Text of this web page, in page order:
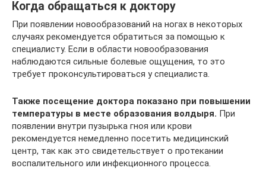
Когда обращаться к доктору
При появлении новообразований на ногах в некоторых
случаях рекомендуется обратиться за помощью к
специалисту. Если в области новообразования
наблюдаются сильные болевые ощущения, то это
требует проконсультироваться у специалиста.
Также посещение доктора показано при повышении
температуры в месте образования волдыря. При
появлении внутри пузырька гноя или крови
рекомендуется немедленно посетить медицинский
центр, так как это свидетельствует о протекании
воспалительного или инфекционного процесса.